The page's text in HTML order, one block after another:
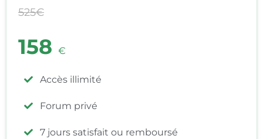
525€
158 €
Accès illimité
Forum privé
7 jours satisfait ou remboursé